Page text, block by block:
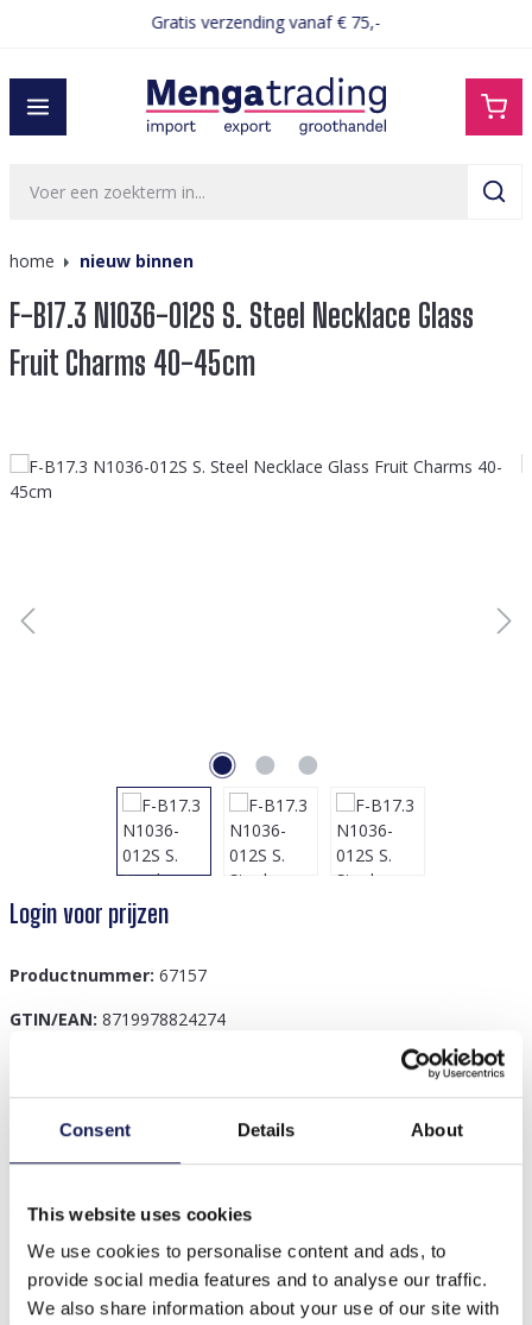
Consent Details About
This website uses cookies
We use cookies to personalise content and ads, to
provide social media features and to analyse our traffic.
We also share information about your use of our site with
Gratis verzending vanaf € 75,-
home nieuw binnen
F-B17.3 N1036-012S S. Steel Necklace Glass
Fruit Charms 40-45cm
Afbeeldingengalerij overslaan
Login voor prijzen
Productnummer: 67157
GTIN/EAN: 8719978824274
Introducing the F-B17.3 N1036-012S Stainless Steel
whimsy to any outfi…Meer
Anderen kochten ook